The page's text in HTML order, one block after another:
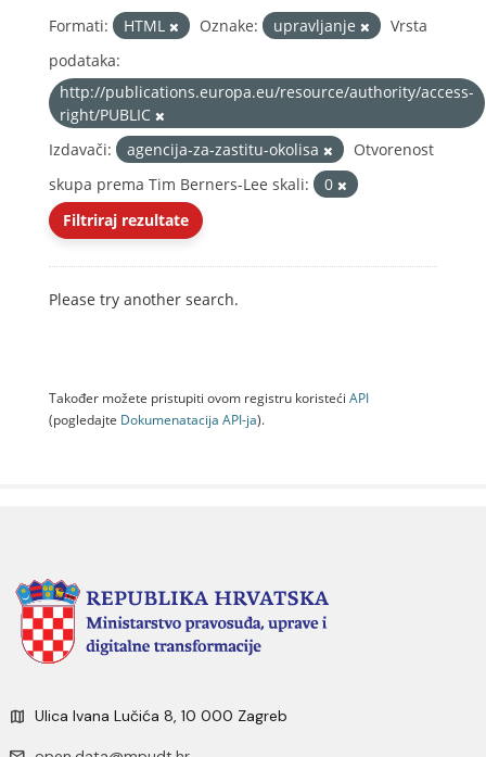
Formati: HTML Oznake: upravljanje
Vrsta
podataka:
http://publications.europa.eu/resource/authority/access-
right/PUBLIC
Izdavači:
agencija-za-zastitu-okolisa
Otvorenost
skupa prema Tim Berners-Lee skali:
0
Filtriraj rezultate
Please try another search.
Također možete pristupiti ovom registru koristeći API
(pogledajte Dokumenаtаcijа API-jа).